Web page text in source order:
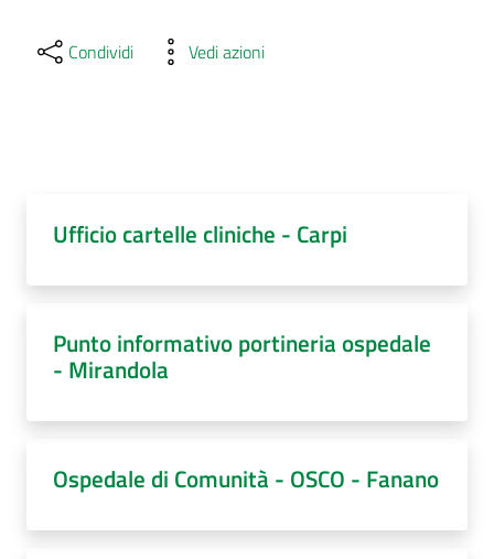
Condividi Vedi azioni
Ufficio cartelle cliniche - Carpi
Punto informativo portineria ospedale
- Mirandola
Ospedale di Comunità - OSCO - Fanano